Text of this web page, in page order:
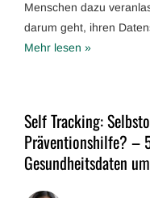
Menschen dazu
darum geht, ihren
Mehr lesen »
Self Tracking:
Präventionshilfe? –
Gesundheitsdaten